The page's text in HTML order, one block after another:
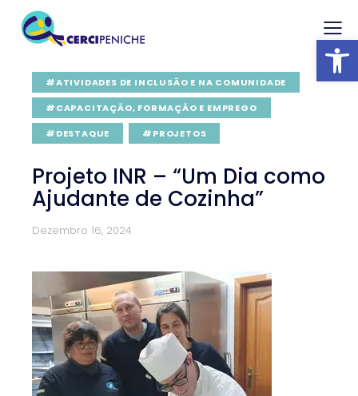
Abrir barra
#ATIVIDADES DE INCLUSÃO E NA COMUNIDADE
#CAPACITAÇÃO, FORMAÇÃO E EMPREGO
#DESTAQUE
#PROJETOS
Projeto INR – “Um Dia como
Ajudante de Cozinha”
Dezembro 16, 2024